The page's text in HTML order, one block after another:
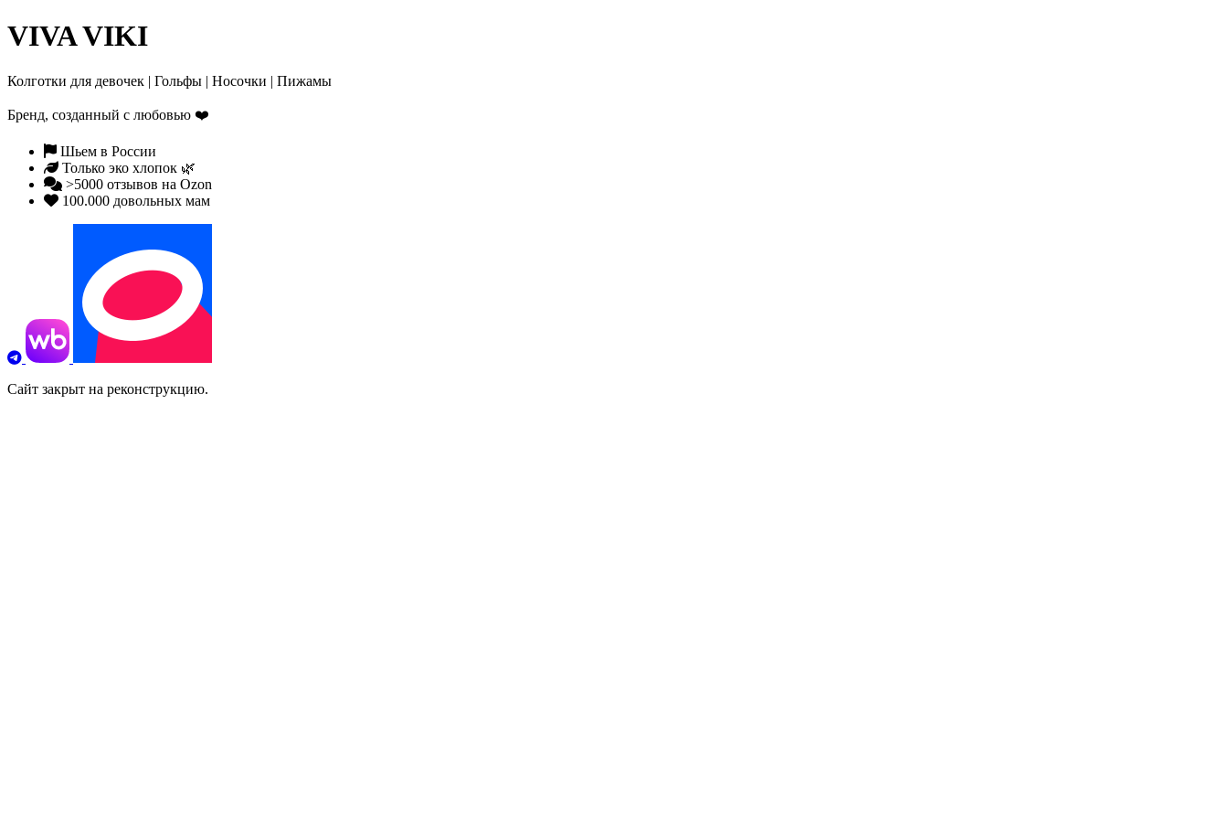
VIVA VIKI
Колготки для девочек | Гольфы | Носочки | Пижамы
Бренд, созданный с любовью ❤️
Шьем в России
Только эко хлопок 🌿
>5000 отзывов на Ozon
100.000 довольных мам
Сайт закрыт на реконструкцию.